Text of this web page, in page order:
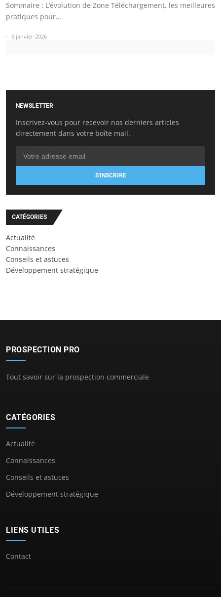
Sommaire : L’évolution de Zone Téléchargement, les meilleures
pratiques pour…
9 janvier 2026
NEWSLETTER
Inscrivez-vous pour recevoir nos derniers articles
directement dans votre boîte mail.
S'INSCRIRE
CATÉGORIES
Actualité
Connaissances
Conseils et astuces
Développement stratégique
PROSPECTION PRO
Tout savoir sur la prospection commerciale
CATÉGORIES
Actualité
Connaissances
Conseils et astuces
Développement stratégique
LIENS UTILES
Contact